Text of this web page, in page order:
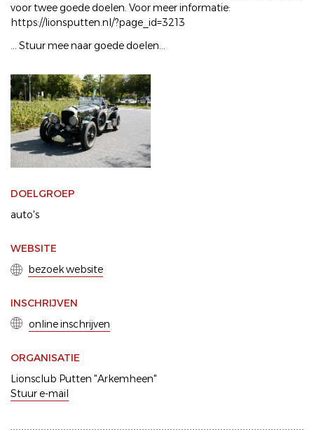
voor twee goede doelen. Voor meer informatie:
https://lionsputten.nl/?page_id=3213
... Stuur mee naar goede doelen...
DOELGROEP
auto's
WEBSITE
bezoek website
INSCHRIJVEN
online inschrijven
ORGANISATIE
Lionsclub Putten "Arkemheen"
Stuur e-mail